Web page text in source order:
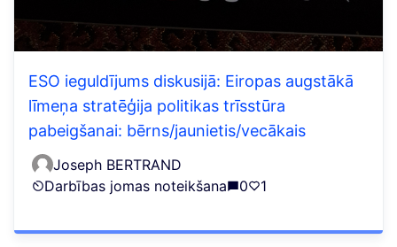
ESO ieguldījums diskusijā: Eiropas augstākā
līmeņa stratēģija politikas trīsstūra
pabeigšanai: bērns/jaunietis/vecākais
Joseph BERTRAND
Darbības jomas noteikšana
0 1